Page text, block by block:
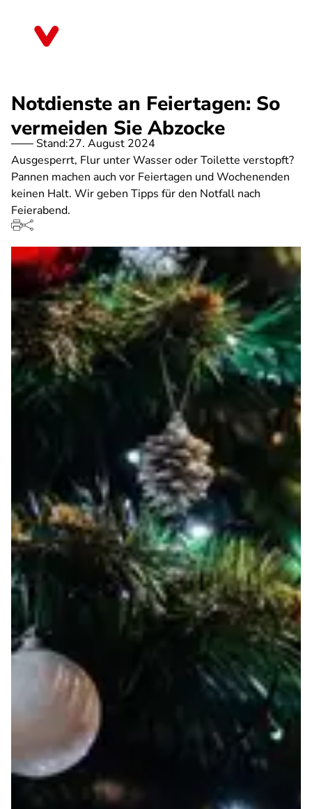
Notdienste an Feiertagen: So
vermeiden Sie Abzocke
Stand:27. August 2024
Ausgesperrt, Flur unter Wasser oder Toilette verstopft?
Pannen machen auch vor Feiertagen und Wochenenden
keinen Halt. Wir geben Tipps für den Notfall nach
Feierabend.